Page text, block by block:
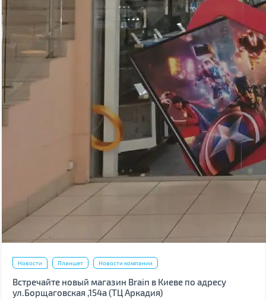
Новости Планшет Новости компании
Встречайте новый магазин Brain в Киеве по адресу
ул.Борщаговская ,154а (ТЦ Аркадия)